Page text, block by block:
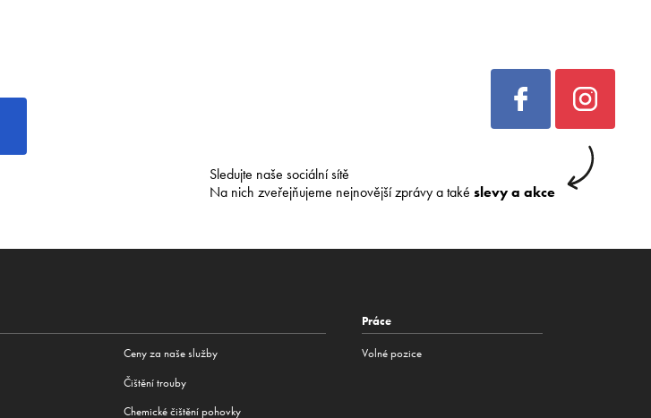
Sledujte naše sociální sítě
Na nich zveřejňujeme nejnovější zprávy a také slevy a akce
Ceny za naše služby
Čištění trouby
Chemické čištění pohovky
Práce
Volné pozice